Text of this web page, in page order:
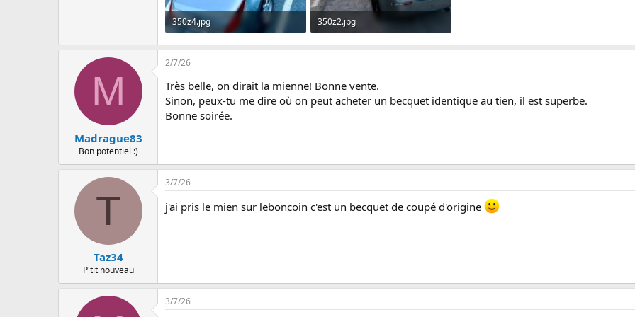
350z4.jpg
373.5 KB · Affichages: 7
350z2.jpg
286.6 KB · Affichages: 7
M
Madrague83
Bon potentiel :)
2/7/26
Très belle, on dirait la mienne! Bonne vente.
Sinon, peux-tu me dire où on peut acheter un becquet identique au tien, il est superbe.
Bonne soirée.
T
Taz34
P'tit nouveau
3/7/26
j'ai pris le mien sur leboncoin c'est un becquet de coupé d'origine
3/7/26